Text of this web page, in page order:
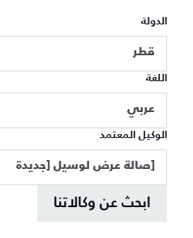
الدولة
قطر
اللغة
عربي
الوكيل المعتمد
[صالة عرض لوسيل [جديدة
ابحث عن وكالاتنا